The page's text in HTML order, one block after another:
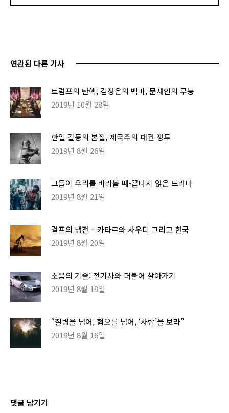
연관된 다른 기사
트럼프의 탄핵, 김정은의 백마, 문재인의 무능
2019년 10월 28일
한일 갈등의 본질, 제국주의 패권 쟁투
2019년 8월 26일
그들이 우리를 바라볼 때-끝나지 않은 드라마
2019년 8월 21일
걸프의 냉전 – 카타르와 사우디 그리고 한국
2019년 8월 20일
소음의 기술: 전기차와 더불어 살아가기
2019년 8월 19일
“질병을 넘어, 혐오를 넘어, ‘사람’을 보라”
2019년 8월 16일
댓글 남기기